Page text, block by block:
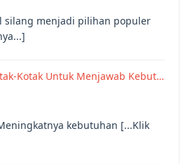
silang menjadi pilihan populer
Kotak Untuk Menjawab Kebut…
kebutuhan [...Klik